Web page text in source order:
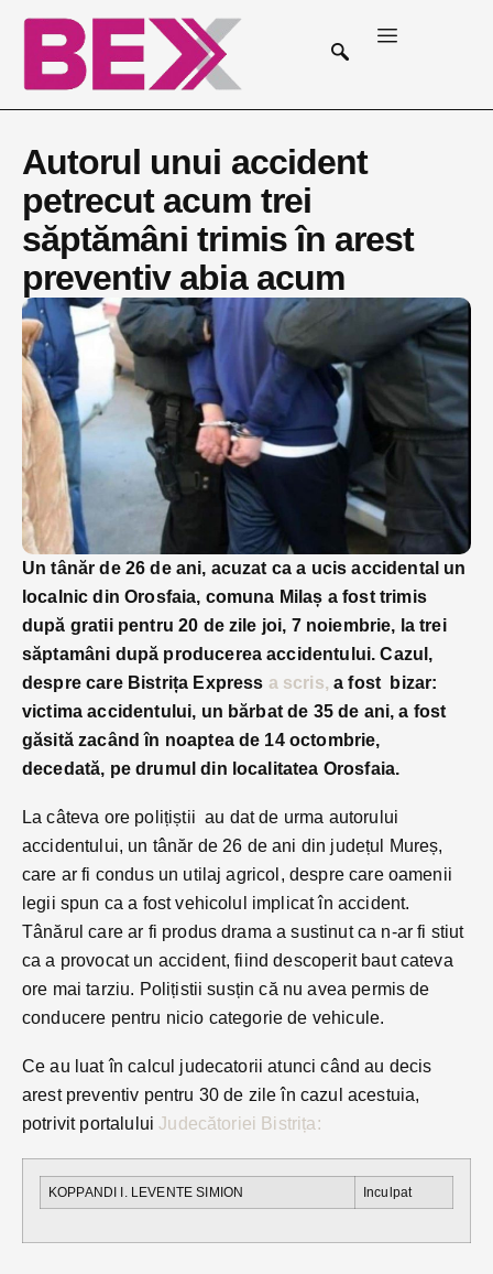
Autorul unui accident
petrecut acum trei
săptămâni trimis în arest
preventiv abia acum
Un tânăr de 26 de ani, acuzat ca a ucis accidental un
localnic din Orosfaia, comuna Milaș a fost trimis
după gratii pentru 20 de zile joi, 7 noiembrie, la trei
săptamâni după producerea accidentului. Cazul,
despre care Bistrița Express a scris, a fost bizar:
victima accidentului, un bărbat de 35 de ani, a fost
găsită zacând în noaptea de 14 octombrie,
decedată, pe drumul din localitatea Orosfaia.
La câteva ore polițiștii au dat de urma autorului
accidentului, un tânăr de 26 de ani din județul Mureș,
care ar fi condus un utilaj agricol, despre care oamenii
legii spun ca a fost vehicolul implicat în accident.
Tânărul care ar fi produs drama a sustinut ca n-ar fi stiut
ca a provocat un accident, fiind descoperit baut cateva
ore mai tarziu. Polițistii susțin că nu avea permis de
conducere pentru nicio categorie de vehicule.
Ce au luat în calcul judecatorii atunci când au decis
arest preventiv pentru 30 de zile în cazul acestuia,
potrivit portaluluiJudecătoriei Bistrița:
KOPPANDI I. LEVENTE SIMION Inculpat